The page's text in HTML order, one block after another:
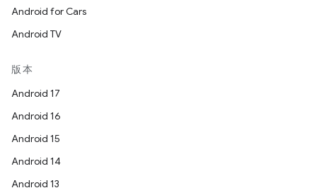
Android for Cars
Android TV
版本
Android 17
Android 16
Android 15
Android 14
Android 13